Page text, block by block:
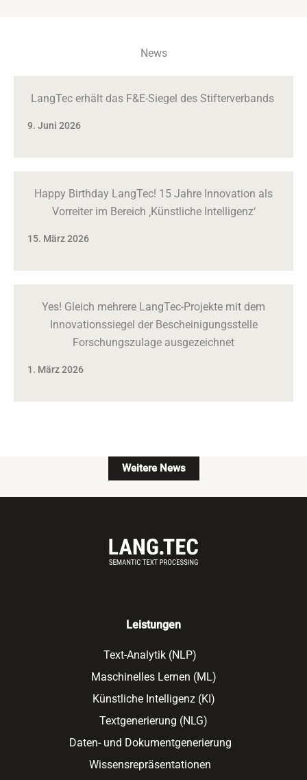
News
LangTec erhält das F&E-Siegel des Stifterverbands
9. Juni 2026
Happy Birthday LangTec! 15 Jahre Innovation als
Vorreiter im Bereich ‚Künstliche Intelligenz‘
15. März 2026
Yes! Gleich mehrere LangTec-Projekte mit dem
Innovationssiegel der Bescheinigungsstelle
Forschungszulage ausgezeichnet
1. März 2026
Weitere News
Leistungen
Text-Analytik (NLP)
Maschinelles Lernen (ML)
Künstliche Intelligenz (KI)
Textgenerierung (NLG)
Daten- und Dokumentgenerierung
Wissensrepräsentationen